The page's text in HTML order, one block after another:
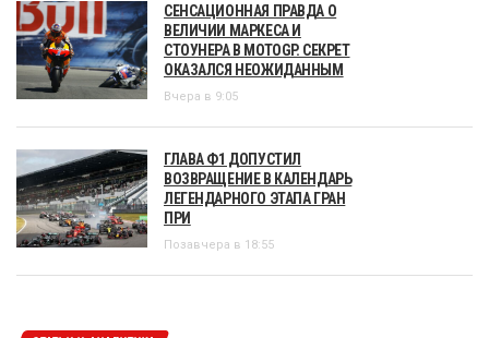
СЕНСАЦИОННАЯ ПРАВДА О
ВЕЛИЧИИ МАРКЕСА И
СТОУНЕРА В MOTOGP. СЕКРЕТ
ОКАЗАЛСЯ НЕОЖИДАННЫМ
Вчера в 9:05
ГЛАВА Ф1 ДОПУСТИЛ
ВОЗВРАЩЕНИЕ В КАЛЕНДАРЬ
ЛЕГЕНДАРНОГО ЭТАПА ГРАН
ПРИ
Позавчера в 18:55